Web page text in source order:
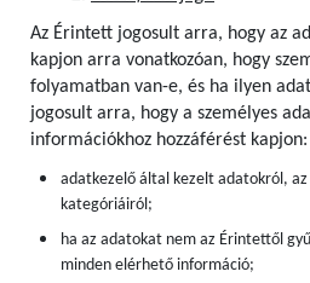
Az Érintett jogosult arra, hogy az
kapjon arra vonatkozóan, hogy
folyamatban van-e, és ha ilyen
jogosult arra, hogy a személyes
információkhoz hozzáférést kapjon:
adatkezelő által kezelt adatokról,
kategóriáiról;
ha az adatokat nem az Érintettől
minden elérhető információ;